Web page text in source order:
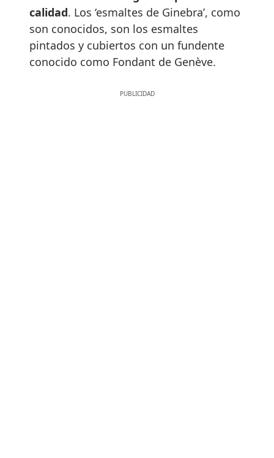
calidad. Los ‘esmaltes de Ginebra’, como
son conocidos, son los esmaltes
pintados y cubiertos con un fundente
conocido como Fondant de Genève.